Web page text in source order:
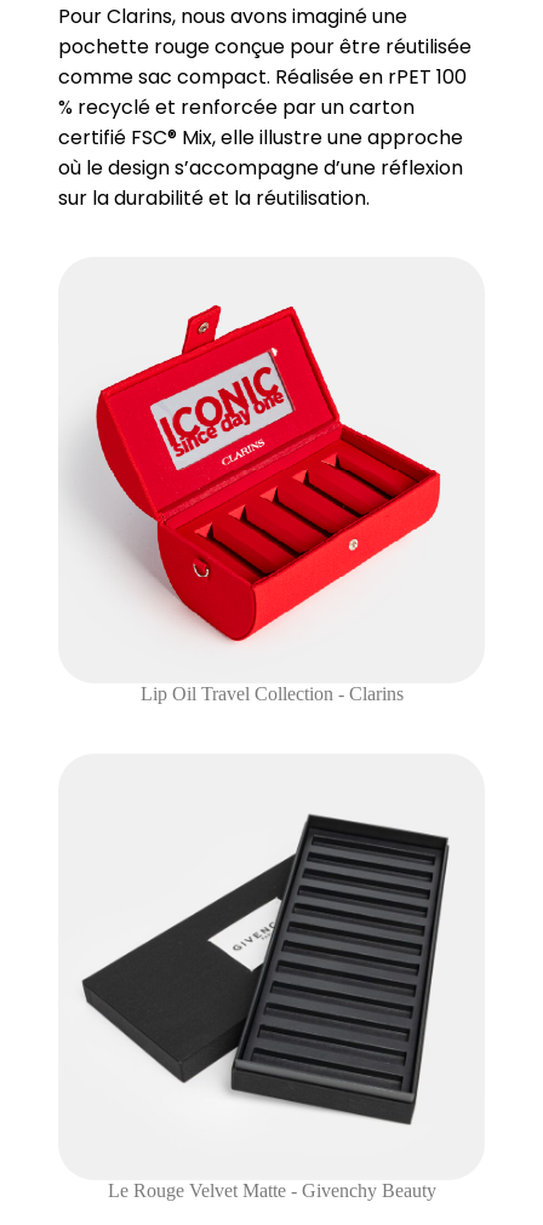
Pour Clarins, nous avons imaginé une
pochette rouge conçue pour être réutilisée
comme sac compact. Réalisée en rPET 100
% recyclé et renforcée par un carton
certifié FSC® Mix, elle illustre une approche
où le design s’accompagne d’une réflexion
sur la durabilité et la réutilisation.
Lip Oil Travel Collection - Clarins
Le Rouge Velvet Matte - Givenchy Beauty